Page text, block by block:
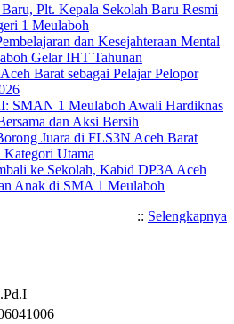
Plt. Kepala Sekolah Baru Resmi
1 Meulaboh
dan Kesejahteraan Mental
Gelar IHT Tahunan
Barat sebagai Pelajar Pelopor
SMAN 1 Meulaboh Awali Hardiknas
dan Aksi Bersih
Juara di FLS3N Aceh Barat
Utama
ke Sekolah, Kabid DP3A Aceh
Anak di SMA 1 Meulaboh
:: Selengkapnya